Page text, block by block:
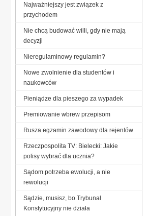
Najważniejszy jest związek z
przychodem
Nie chcą budować willi, gdy nie mają
decyzji
Nieregulaminowy regulamin?
Nowe zwolnienie dla studentów i
naukowców
Pieniądze dla pieszego za wypadek
Premiowanie wbrew przepisom
Rusza egzamin zawodowy dla rejentów
Rzeczpospolita TV: Bielecki: Jakie
polisy wybrać dla ucznia?
Sądom potrzeba ewolucji, a nie
rewolucji
Sądzie, musisz, bo Trybunał
Konstytucyjny nie działa